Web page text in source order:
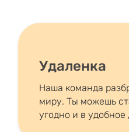
Удаленка
Наша команда
миру. Ты можешь
угодно и в удобное